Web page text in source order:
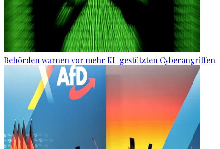
Behörden warnen vor mehr KI-gestützten Cyberangriffen